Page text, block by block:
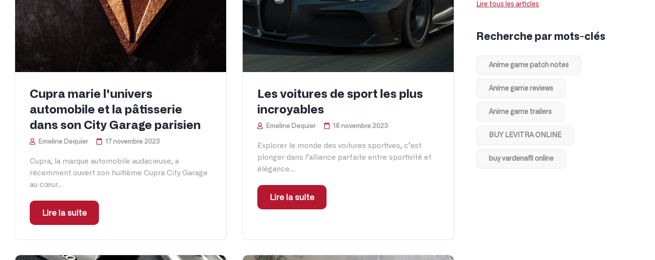
Cupra marie l'univers
automobile et la pâtisserie
dans son City Garage parisien
Emeline Dequier 17 novembre 2023
Cupra, la marque automobile audacieuse, a
récemment ouvert son huitième Cupra City Garage
au cœur...
Lire la suite
Les voitures de sport les plus
incroyables
Emeline Dequier 16 novembre 2023
Explorer le monde des voitures sportives, c’est
plonger dans l’alliance parfaite entre sportivité et
élégance....
Lire la suite
Lire tous les articles
Recherche par mots-clés
Anime game patch notes
Anime game reviews
Anime game trailers
BUY LEVITRA ONLINE
buy vardenafil online